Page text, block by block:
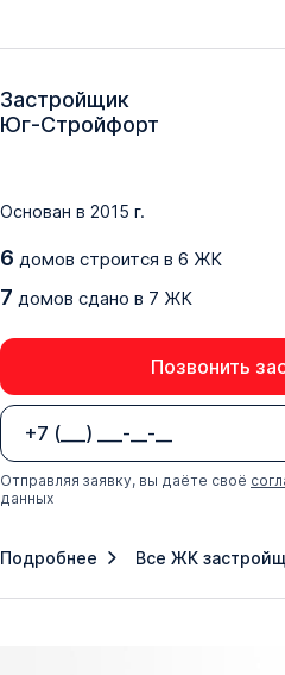
Застройщик
Юг-Стройфорт
Основан в 2015 г.
6 домов строится в 6 ЖК
7 домов сдано в 7 ЖК
Позвонить
Отправляя заявку, вы даёте своё
данных
Подробнее Все ЖК